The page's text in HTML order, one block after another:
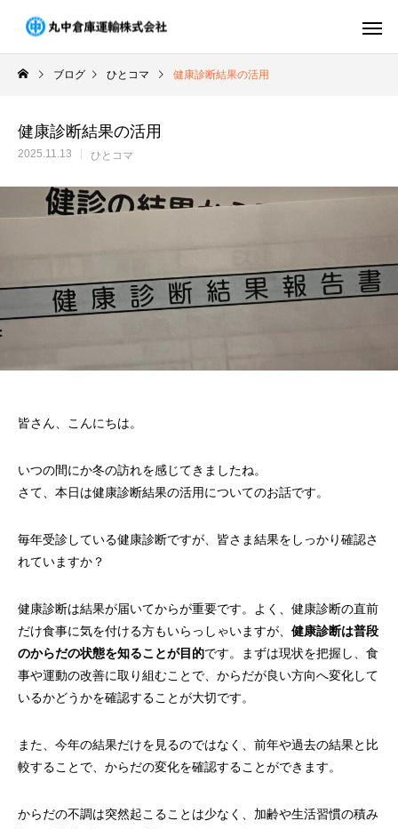
ブログ ひとコマ 健康診断結果の活用
健康診断結果の活用
2025.11.13 ひとコマ
皆さん、こんにちは。
いつの間にか冬の訪れを感じてきましたね。
さて、本日は健康診断結果の活用についてのお話です。
毎年受診している健康診断ですが、皆さま結果をしっかり確認さ
れていますか？
健康診断は結果が届いてからが重要です。よく、健康診断の直前
だけ食事に気を付ける方もいらっしゃいますが、 健康診断は普段
のからだの状態を知ることが目的です。まずは現状を把握し、食
事や運動の改善に取り組むことで、からだが良い方向へ変化して
いるかどうかを確認することが大切です。
また、今年の結果だけを見るのではなく、前年や過去の結果と比
較することで、からだの変化を確認することができます。
からだの不調は突然起こることは少なく、加齢や生活習慣の積み